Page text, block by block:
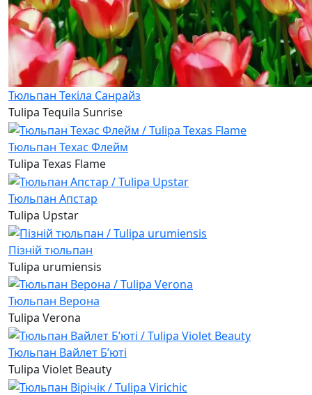
Тюльпан Текіла Санрайз
Tulipa Tequila Sunrise
Тюльпан Техас Флейм
Tulipa Texas Flame
Тюльпан Апстар
Tulipa Upstar
Пізній тюльпан
Tulipa urumiensis
Тюльпан Верона
Tulipa Verona
Тюльпан Вайлет Бʼюті
Tulipa Violet Beauty